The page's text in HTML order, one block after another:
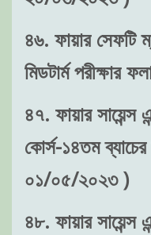
৪৬. ফায়ার সেফটি
মিডটার্ম
৪৭. ফায়ার
কোর্স-১৪তম
০১/০৫/২০২৩ )
৪৮. ফায়ার